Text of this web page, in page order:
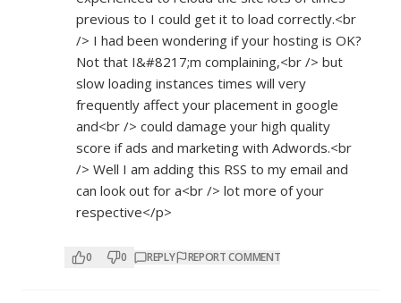
previous to I could get it to load correctly.<br
/> I had been wondering if your hosting is OK?
Not that I&#8217;m complaining,<br /> but
slow loading instances times will very
frequently affect your placement in google
and<br /> could damage your high quality
score if ads and marketing with Adwords.<br
/> Well I am adding this RSS to my email and
can look out for a<br /> lot more of your
respective</p>
0 0 REPLY REPORT COMMENT